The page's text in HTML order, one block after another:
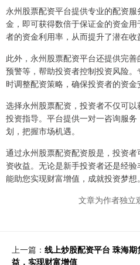
永州股票配资平台提供专业的配资
金，即可获得数倍于保证金的资金
者的资金利用率，从而提升了潜在收
此外，永州股票配资平台还提供完
预警等，帮助投资者控制投资风险
时调整配资策略，确保投资者的资金
选择永州股票配资，投资者不仅可
投资指导。平台提供一对一咨询服
划，把握市场机遇。
通过永州股票配资配资股是，投资
资收益。无论是新手投资者还是经
能助您实现财富增值，成就投资梦想。
文章为作者独立
上一篇： 线上炒股配资平台 珠海
益，实现财富增值